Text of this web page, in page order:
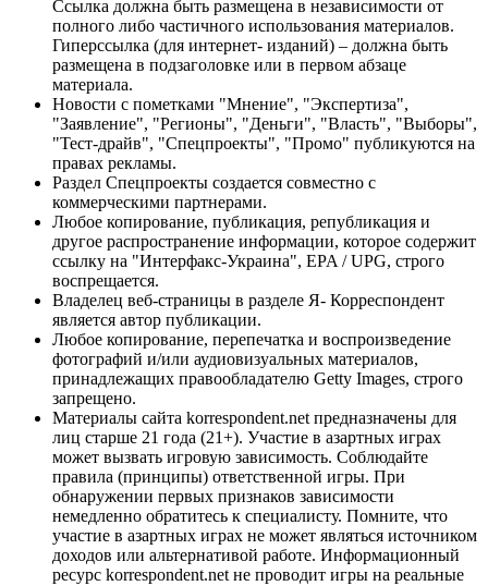
Ссылка должна быть размещена в независимости от
полного либо частичного использования материалов.
Гиперссылка (для интернет- изданий) – должна быть
размещена в подзаголовке или в первом абзаце
материала.
Новости с пометками "Мнение", "Экспертиза",
"Заявление", "Регионы", "Деньги", "Власть", "Выборы",
"Тест-драйв", "Спецпроекты", "Промо" публикуются на
правах рекламы.
Раздел Спецпроекты создается совместно с
коммерческими партнерами.
Любое копирование, публикация, републикация и
другое распространение информации, которое содержит
ссылку на "Интерфакс-Украина", EPA / UPG, строго
воспрещается.
Владелец веб-страницы в разделе Я- Корреспондент
является автор публикации.
Любое копирование, перепечатка и воспроизведение
фотографий и/или аудиовизуальных материалов,
принадлежащих правообладателю Getty Images, строго
запрещено.
Материалы сайта korrespondent.net предназначены для
лиц старше 21 года (21+). Участие в азартных играх
может вызвать игровую зависимость. Соблюдайте
правила (принципы) ответственной игры. При
обнаружении первых признаков зависимости
немедленно обратитесь к специалисту. Помните, что
участие в азартных играх не может являться источником
доходов или альтернативой работе. Информационный
ресурс korrespondent.net не проводит игры на реальные